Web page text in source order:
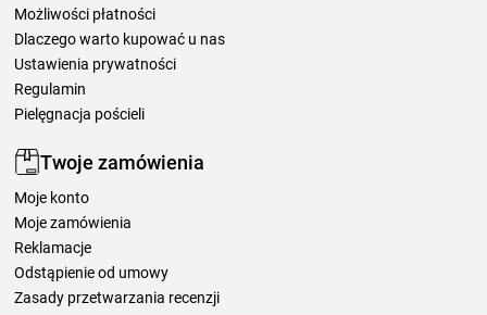
Możliwości płatności
Dlaczego warto kupować u nas
Ustawienia prywatności
Regulamin
Pielęgnacja pościeli
Twoje zamówienia
Moje konto
Moje zamówienia
Reklamacje
Odstąpienie od umowy
Zasady przetwarzania recenzji